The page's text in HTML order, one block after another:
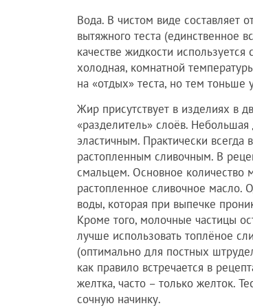
Вода. В чистом виде составляет
вытяжного теста (единственное
качестве жидкости
холодная, комнатной
на «отдых» теста, но тем тоньше
Жир присутствует в изделиях в
«разделитель» слоёв.
эластичным. Практически всегда
растопленным сливочным. В
смальцем. Основное количество
растопленное сливочное масло.
воды, которая при выпечке
Кроме того, молочные частицы
лучше использовать топлёное
(оптимально для постных
как правило встречается в
желтка, часто – только желток.
сочную начинку.